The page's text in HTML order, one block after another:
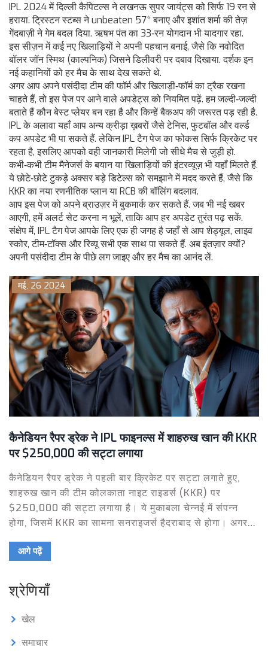
IPL 2024 में दिल्ली कैपिटल्स ने लखनऊ सुपर जायंट्स को सिर्फ 19 रन से
हराया. ट्रिस्टन स्टब्स ने unbeaten 57* बनाए और इशांत शर्मा की तेज़
गेंदबाज़ी ने गेम बदल दिया. ऋषभ पंत का 33‑रन योगदान भी यादगार रहा.
इस सीज़न में कई नए खिलाड़ियों ने अपनी पहचान बनाई, जैसे कि नवोदित
बॉलर जॉन स्मिथ (काल्पनिक) जिसने डिलीवरी पर दबाव दिखाया. दर्शक इन
नई कहानियों को हर मैच के साथ देख सकते थे.
अगर आप अपने पसंदीदा टीम की फॉर्म और खिलाड़ी‑फॉर्म का ट्रैक रखना
चाहते हैं, तो इस पेज पर आने वाले अपडेट्स को नियमित पढ़ें. हम जल्दी‑जल्दी
बताते हैं कौन बेस्ट प्लेयर बन रहा है और किन्हें बैकअप की जरूरत पड़ रही है.
IPL के अलावा यहाँ आप अन्य क्रीड़ा ख़बरों जैसे टेनिस, फुटबॉल और वर्ल्ड
कप अपडेट भी पा सकते हैं. लेकिन IPL टैग पेज का फोकस सिर्फ क्रिकेट पर
रहता है, इसलिए आपको वही जानकारी मिलेगी जो सीधे मैच से जुड़ी हो.
कभी‑कभी टीम मैनेजर्स के बयान या खिलाड़ियों की इंटरव्यूज़ भी यहाँ मिलते हैं.
ये छोटे‑छोटे टुकड़े अक्सर बड़े डिटेल्स को समझाने में मदद करते हैं, जैसे कि
KKR का नया रणनीतिक प्लान या RCB की बॉलिंग बदलाव.
आप इस पेज को अपने ब्राउज़र में बुकमार्क कर सकते हैं. जब भी नई खबर
आएगी, हमें अलर्ट सेट करना न भूलें, ताकि आप हर अपडेट तुरंत पढ़ सकें.
संक्षेप में, IPL टैग पेज आपके लिए एक ही जगह है जहाँ से आप शेड्यूल, लाइव
स्कोर, टीम‑टॉक्स और रिव्यू सभी एक साथ पा सकते हैं. अब इंतज़ार क्यों?
अपनी पसंदीदा टीम के पीछे लग जाइए और हर मैच का आनंद लें.
मई, 26 2024
कैनेडियन रैपर ड्रेक ने IPL फाइनल्स में शाहरुख खान की KKR
पर $250,000 की सट्टा लगाया
कैनेडियन रैपर ड्रेक ने पहली बार क्रिकेट पर सट्टा लगाते हुए,
शाहरुख खान की टीम कोलकाता नाइट राइडर्स (KKR) पर
$250,000 की सट्टा लगाया है। ये मुकाबला चेन्नई में संपन्न
होगा, जिसमें KKR का सामना सनराइजर्स हैदराबाद से होगा। अगर
आगे पढ़ें
श्रेणियाँ
खेल
समाचार